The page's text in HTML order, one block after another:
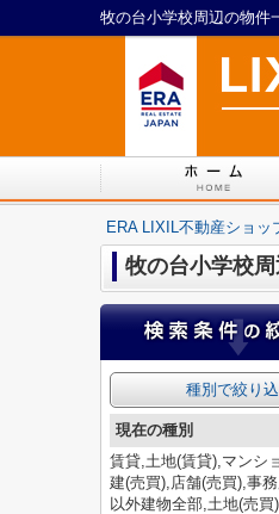
ERA LIXIL不動産ショッ
牧の台小学校
種別で絞り
現在の種別
賃貸,土地(賃貸),マンシ
建(売買),店舗(売買),事
以外建物全部,土地(売買)